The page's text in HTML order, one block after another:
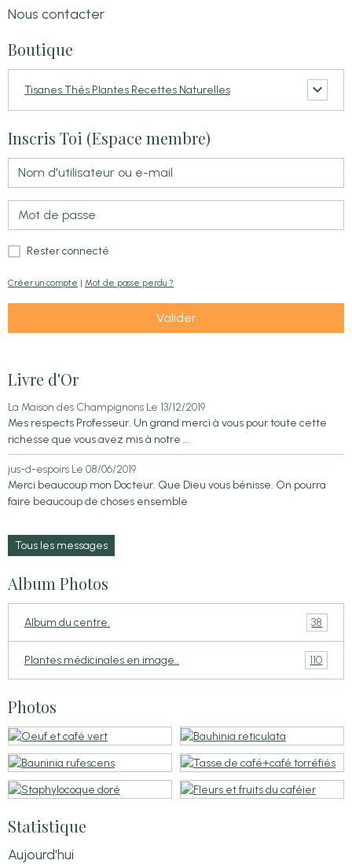
Nous contacter
Boutique
Tisanes Thés Plantes Recettes Naturelles
Inscris Toi (Espace membre)
Rester connecté
Créer un compte | Mot de passe perdu ?
Valider
Livre d'Or
La Maison des Champignons Le 13/12/2019
Mes respects Professeur. Un grand merci à vous pour toute cette
richesse que vous avez mis à notre ...
jus-d-espoirs Le 08/06/2019
Merci beaucoup mon Docteur. Que Dieu vous bénisse. On pourra
faire beaucoup de choses ensemble
Tous les messages
Album Photos
Album du centre. 38
Plantes médicinales en image.. 110
Photos
Statistique
Aujourd'hui